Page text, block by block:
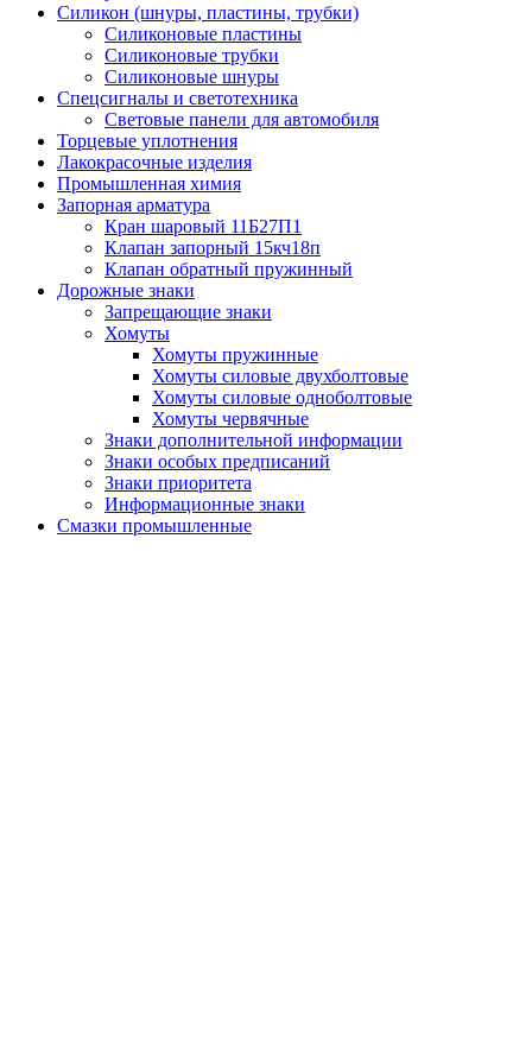
Силикон (шнуры, пластины, трубки)
Силиконовые пластины
Силиконовые трубки
Силиконовые шнуры
Спецсигналы и светотехника
Световые панели для автомобиля
Торцевые уплотнения
Лакокрасочные изделия
Промышленная химия
Запорная арматура
Кран шаровый 11Б27П1
Клапан запорный 15кч18п
Клапан обратный пружинный
Дорожные знаки
Запрещающие знаки
Хомуты
Хомуты пружинные
Хомуты силовые двухболтовые
Хомуты силовые одноболтовые
Хомуты червячные
Знаки дополнительной информации
Знаки особых предписаний
Знаки приоритета
Информационные знаки
Смазки промышленные